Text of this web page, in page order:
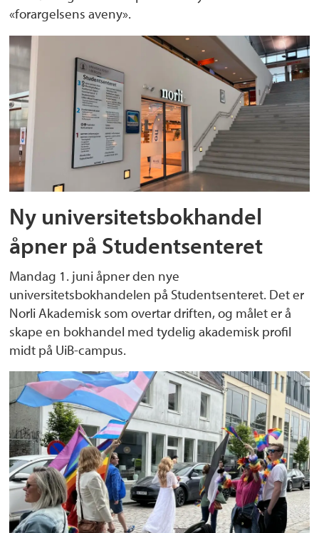
«forargelsens aveny».
Ny universitetsbokhandel
åpner på Studentsenteret
Mandag 1. juni åpner den nye
universitetsbokhandelen på Studentsenteret. Det er
Norli Akademisk som overtar driften, og målet er å
skape en bokhandel med tydelig akademisk profil
midt på UiB-campus.